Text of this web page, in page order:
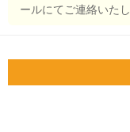
ールにてご連絡いたし